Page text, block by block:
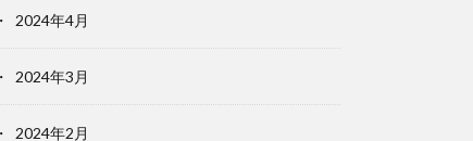
2024年4月
2024年3月
2024年2月